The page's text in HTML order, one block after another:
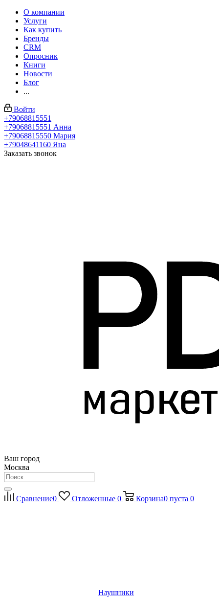
О компании
Услуги
Как купить
Бренды
CRM
Опросник
Книги
Новости
Блог
...
Войти
+79068815551
+79068815551 Анна
+79068815550 Мария
+79048641160 Яна
Заказать звонок
Ваш город
Москва
Сравнение0 Отложенные 0 Корзина0 пуста 0
Наушники